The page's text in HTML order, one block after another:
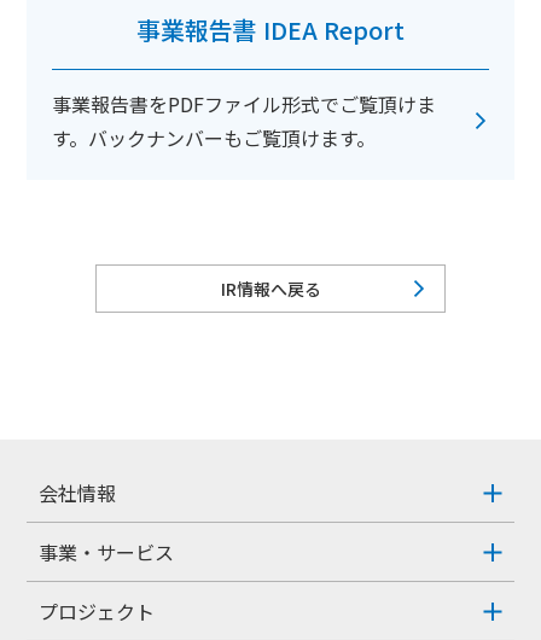
事業報告書 IDEA Report
事業報告書をPDFファイル形式でご覧頂けま
す。バックナンバーもご覧頂けます。
IR情報へ戻る
会社情報
事業・サービス
プロジェクト